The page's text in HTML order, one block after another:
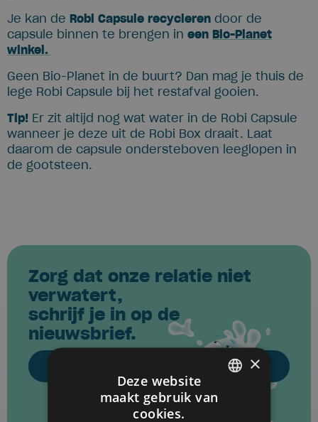
Je kan de Robi Capsule recycleren door de
capsule binnen te brengen in een Bio-Planet
winkel.
Geen Bio-Planet in de buurt? Dan mag je thuis de
lege Robi Capsule bij het restafval gooien.
Tip! Er zit altijd nog wat water in de Robi Capsule
wanneer je deze uit de Robi Box draait. Laat
daarom de capsule ondersteboven leeglopen in
de gootsteen.
Zorg dat onze relatie niet
verwatert,
schrijf je in op de
nieuwsbrief.
DUTCH
×
Deze website
maakt gebruik van
cookies.